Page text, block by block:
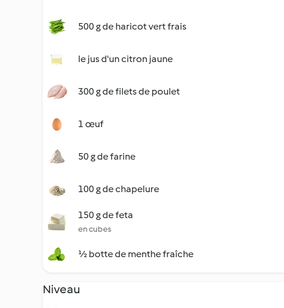
500 g de haricot vert frais
le jus d'un citron jaune
300 g de filets de poulet
1 œuf
50 g de farine
100 g de chapelure
150 g de feta
en cubes
½ botte de menthe fraîche
Niveau